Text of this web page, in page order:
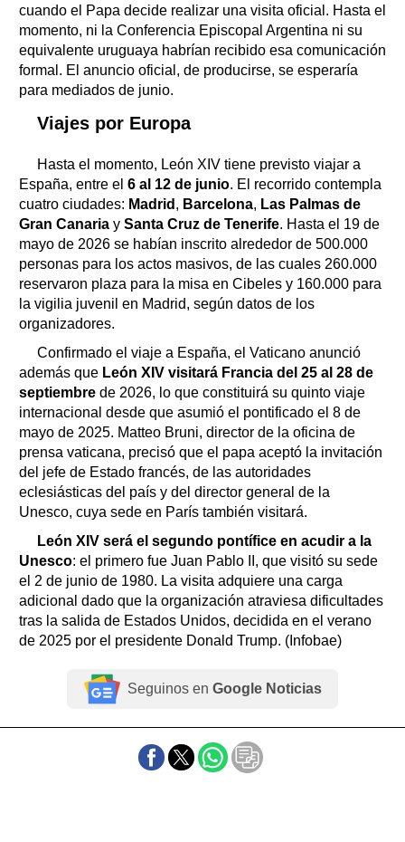
cuando el Papa decide realizar una visita oficial. Hasta el
momento, ni la Conferencia Episcopal Argentina ni su
equivalente uruguaya habrían recibido esa comunicación
formal. El anuncio oficial, de producirse, se esperaría
para mediados de junio.
Viajes por Europa
Hasta el momento, León XIV tiene previsto viajar a
España, entre el 6 al 12 de junio. El recorrido contempla
cuatro ciudades: Madrid , Barcelona, Las Palmas de
Gran Canaria y Santa Cruz de Tenerife. Hasta el 19 de
mayo de 2026 se habían inscrito alrededor de 500.000
personas para los actos masivos, de las cuales 260.000
reservaron plaza para la misa en Cibeles y 160.000 para
la vigilia juvenil en Madrid, según datos de los
organizadores.
Confirmado el viaje a España, el Vaticano anunció
además que León XIV visitará Francia del 25 al 28 de
septiembre de 2026, lo que constituirá su quinto viaje
internacional desde que asumió el pontificado el 8 de
mayo de 2025. Matteo Bruni, director de la oficina de
prensa vaticana, precisó que el papa aceptó la invitación
del jefe de Estado francés, de las autoridades
eclesiásticas del país y del director general de la
Unesco, cuya sede en París también visitará.
León XIV será el segundo pontífice en acudir a la
Unesco: el primero fue Juan Pablo II, que visitó su sede
el 2 de junio de 1980. La visita adquiere una carga
adicional dado que la organización atraviesa dificultades
tras la salida de Estados Unidos, decidida en el verano
de 2025 por el presidente Donald Trump. (Infobae)
Seguinos en Google Noticias